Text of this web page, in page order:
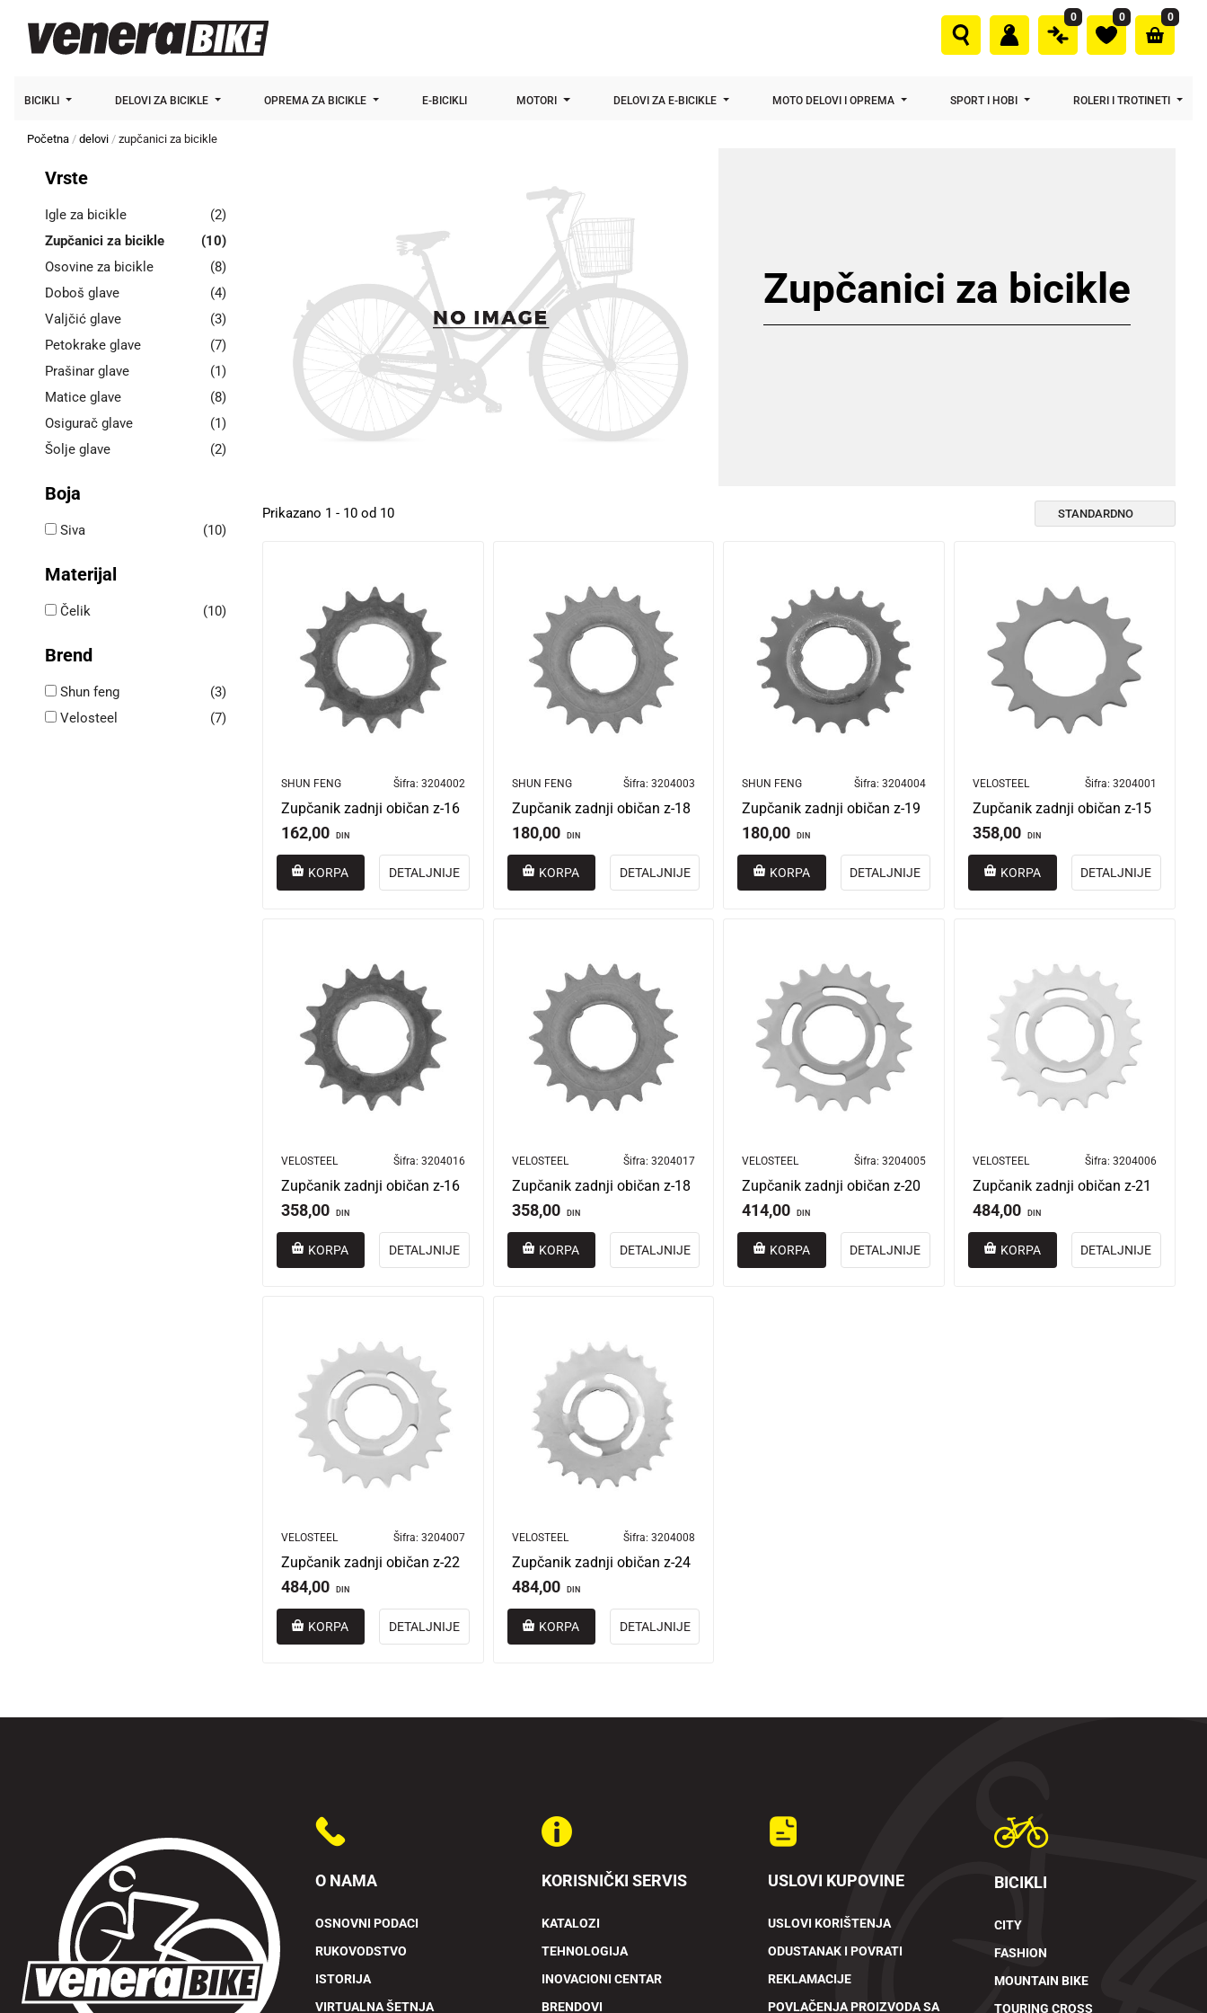
0 0 0
BICIKLI DELOVI ZA BICIKLE OPREMA ZA BICIKLE E-BICIKLI MOTORI DELOVI ZA E-BICIKLE MOTO DELOVI I OPREMA SPORT I HOBI ROLERI I TROTINETI
Početna delovi zupčanici za bicikle
Vrste
Igle za bicikle
(2)
Zupčanici za bicikle
(10)
Osovine za bicikle
(8)
Doboš glave
(4)
Valjčić glave
(3)
Petokrake glave
(7)
Prašinar glave
(1)
Matice glave
(8)
Osigurač glave
(1)
Šolje glave
(2)
Boja
(10)
Siva
Materijal
(10)
Čelik
Brend
(3)
Shun feng
(7)
Velosteel
Zupčanici za bicikle
Prikazano 1 - 10 od 10
SHUN FENG Šifra: 3204002
Zupčanik zadnji običan z-16
162,00 DIN
KORPA DETALJNIJE
SHUN FENG Šifra:3204003
Zupčanik zadnji običan z-18
180,00 DIN
KORPA DETALJNIJE
SHUN FENG Šifra:3204004
Zupčanik zadnji običan z-19
180,00 DIN
KORPA DETALJNIJE
VELOSTEEL Šifra: 3204001
Zupčanik zadnji običan z-15
358,00 DIN
KORPA DETALJNIJE
VELOSTEEL Šifra: 3204016
Zupčanik zadnji običan z-16
358,00 DIN
KORPA DETALJNIJE
VELOSTEEL Šifra:3204017
Zupčanik zadnji običan z-18
358,00 DIN
KORPA DETALJNIJE
VELOSTEEL Šifra:3204005
Zupčanik zadnji običan z-20
414,00 DIN
KORPA DETALJNIJE
VELOSTEEL Šifra: 3204006
Zupčanik zadnji običan z-21
484,00 DIN
KORPA DETALJNIJE
VELOSTEEL Šifra: 3204007
Zupčanik zadnji običan z-22
484,00 DIN
KORPA DETALJNIJE
VELOSTEEL Šifra:3204008
Zupčanik zadnji običan z-24
484,00 DIN
KORPA DETALJNIJE
O NAMA
OSNOVNI PODACI
RUKOVODSTVO
ISTORIJA
VIRTUALNA ŠETNJA
KORISNIČKI SERVIS
KATALOZI
TEHNOLOGIJA
INOVACIONI CENTAR
BRENDOVI
USLOVI KUPOVINE
USLOVI KORIŠTENJA
ODUSTANAK I POVRATI
REKLAMACIJE
POVLAČENJA PROIZVODA SA
BICIKLI
CITY
FASHION
MOUNTAIN BIKE
TOURING CROSS